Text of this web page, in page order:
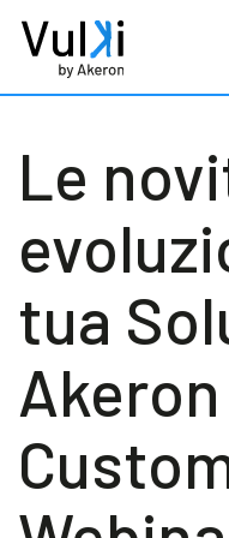
Industries
Servizi
Clienti
Partners
Risorse
Le
tua
Akeron